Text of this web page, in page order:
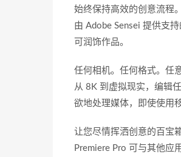
始终保持高效的创意流程。
由 Adobe Sensei 提供支
可润饰作品。
任何相机。任何格式。任
从 8K 到虚拟现实，编辑
欲地处理媒体，即使使用
让您尽情挥洒创意的百宝箱
Premiere Pro 可与其他应